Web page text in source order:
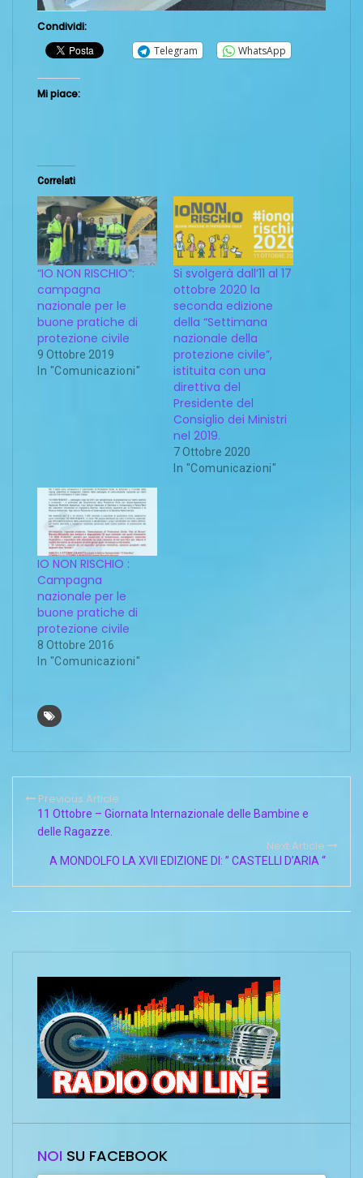
Condividi:
Telegram
WhatsApp
Mi piace:
Correlati
“IO NON RISCHIO”:
campagna
nazionale per le
buone pratiche di
protezione civile
9 Ottobre 2019
In "Comunicazioni"
Si svolgerà dall’11 al 17
ottobre 2020 la
seconda edizione
della “Settimana
nazionale della
protezione civile”,
istituita con una
direttiva del
Presidente del
Consiglio dei Ministri
nel 2019.
7 Ottobre 2020
In "Comunicazioni"
IO NON RISCHIO :
Campagna
nazionale per le
buone pratiche di
protezione civile
8 Ottobre 2016
In "Comunicazioni"
Previous Article
11 Ottobre – Giornata Internazionale delle Bambine e
delle Ragazze.
Next Article
A MONDOLFO LA XVII EDIZIONE DI: ” CASTELLI D’ARIA “
NOI SU FACEBOOK